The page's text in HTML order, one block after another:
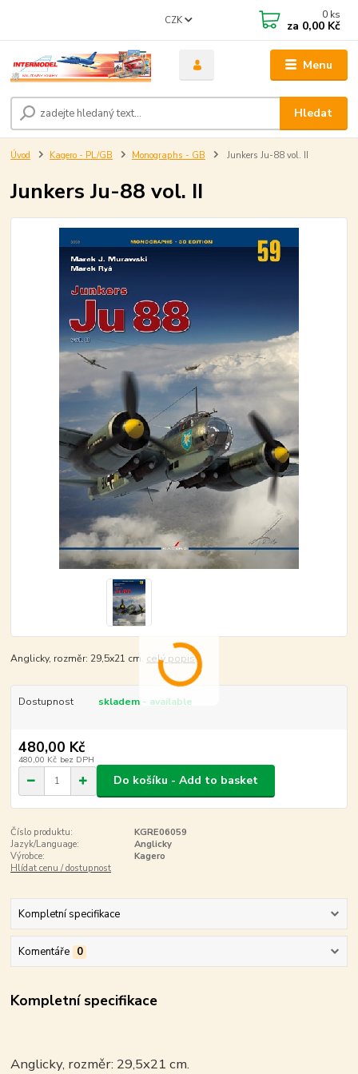
Menu
CZK
Hledat
0 ks
za 0,00 Kč
Úvod Kagero - PL/GB Monographs - GB Junkers Ju-88 vol. II
Junkers Ju-88 vol. II
Anglicky, rozměr: 29,5x21 cm. celý popis
Dostupnost skladem - available
480,00 Kč
480,00 Kč bez DPH
Do košíku - Add to basket
Číslo produktu:
KGRE06059
Jazyk/Language:
Anglicky
Výrobce:
Kagero
Hlídat cenu / dostupnost
Kompletní specifikace
Komentáře 0
Kompletní specifikace
Anglicky, rozměr: 29,5x21 cm.